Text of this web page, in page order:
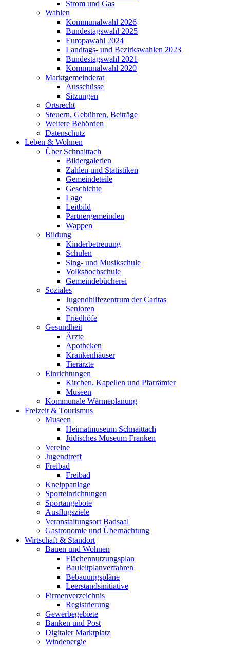
Strom und Gas
Wahlen
Kommunalwahl 2026
Bundestagswahl 2025
Europawahl 2024
Landtags- und Bezirkswahlen 2023
Bundestagswahl 2021
Kommunalwahl 2020
Marktgemeinderat
Ausschüsse
Sitzungen
Ortsrecht
Steuern, Gebühren, Beiträge
Weitere Behörden
Datenschutz
Leben & Wohnen
Über Schnaittach
Bildergalerien
Zahlen und Statistiken
Gemeindeteile
Geschichte
Lage
Leitbild
Partnergemeinden
Wappen
Bildung
Kinderbetreuung
Schulen
Sing- und Musikschule
Volkshochschule
Gemeindebücherei
Soziales
Jugendhilfezentrum der Caritas
Senioren
Friedhöfe
Gesundheit
Ärzte
Apotheken
Krankenhäuser
Tierärzte
Einrichtungen
Kirchen, Kapellen und Pfarrämter
Museen
Kommunale Wärmeplanung
Freizeit & Tourismus
Museen
Heimatmuseum Schnaittach
Jüdisches Museum Franken
Vereine
Jugendtreff
Freibad
Freibad
Kneippanlage
Sporteinrichtungen
Sportangebote
Ausflugsziele
Veranstaltungsort Badsaal
Gastronomie und Übernachtung
Wirtschaft & Standort
Bauen und Wohnen
Flächennutzungsplan
Bauleitplanverfahren
Bebauungspläne
Leerstandsinitiative
Firmenverzeichnis
Registrierung
Gewerbegebiete
Banken und Post
Digitaler Marktplatz
Windenergie